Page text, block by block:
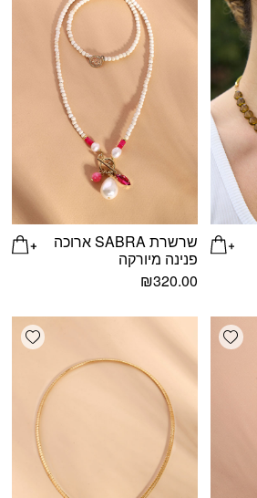
שרשרת SABRA ארוכה
פנינה מיורקה
₪320.00
Add wishlist